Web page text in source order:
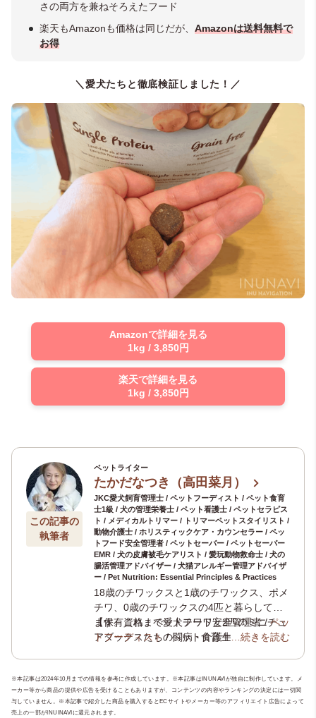
さの両方を兼ねそろえたフード
楽天もAmazonも価格は同じだが、 Amazonは送料無料で
お得
＼愛犬たちと徹底検証しました！／
Amazonで詳細を見る
1kg / 3,850円
楽天で詳細を見る
1kg / 3,850円
この記事の
執筆者
ペットライター
たかだなつき（高田菜月）
JKC愛犬飼育管理士 / ペットフーディスト / ペット食育
士1級 / 犬の管理栄養士 / ペット看護士 / ペットセラピス
ト / メディカルトリマー / トリマーペットスタイリスト /
動物介護士 / ホリスティックケア・カウンセラー / ペッ
トフード安全管理者 / ペットセーバー / ペットセーバー
EMR / 犬の皮膚被毛ケアリスト / 愛玩動物救命士 / 犬の
腸活管理アドバイザー / 犬猫アレルギー管理アドバイザ
ー / Pet Nutrition: Essential Principles & Practices
18歳のチワックスと1歳のチワックス、ポメ
チワ、0歳のチワックスの4匹と暮らしてい
ます。これまで愛犬チワワと2匹のミニチュ
アダックスたちの闘病・介護生活の経験か
ペット専門ライティングチーム「いぬのこ
とば」や老犬と暮らす飼い主様のためのオ
ンライン相談窓口
【保有資格：ペットフード安全管理者 /ペッ
トフーディスト/ ペット食育士1級 /犬の管
イリスト/動物介護士/ホリスティックケ
ア・カウンセラー / JKC愛犬飼育管理士/ ペ
ットセーバー / ペットセーバーEMR / 犬の
…続きを読む
※本記事は2024年10月までの情報を参考に作成しています。※本記事はINUNAVIが独自に制作しています。メ
ーカー等から商品の提供や広告を受けることもありますが、コンテンツの内容やランキングの決定には一切関
与していません。※本記事で紹介した商品を購入するとECサイトやメーカー等のアフィリエイト広告によって
売上の一部がINUINAVIに還元されます。